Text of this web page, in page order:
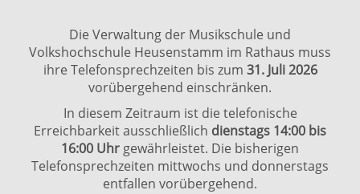
Die Verwaltung der Musikschule und
Volkshochschule Heusenstamm im Rathaus muss
ihre Telefonsprechzeiten bis zum 31. Juli 2026
vorübergehend einschränken.
In diesem Zeitraum ist die telefonische
Erreichbarkeit ausschließlich dienstags 14:00 bis
16:00 Uhr gewährleistet. Die bisherigen
Telefonsprechzeiten mittwochs und donnerstags
entfallen vorübergehend.